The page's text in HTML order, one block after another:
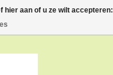
- €--,--
hier aan of u ze wilt accepteren: